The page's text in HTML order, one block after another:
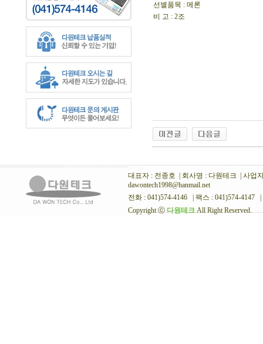
선별품목 : 메론
비 고 : 2조
대표자 : 전종호 | 회사명 : 다원테크 | 사업
dawontech1998@hanmail.net
전화 : 041)574-4146 | 팩스 : 041)574-4147
Copyright ⓒ다원테크All Right Reserved.